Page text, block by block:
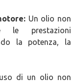
Un olio non
le prestazioni
la potenza, la
di un olio non